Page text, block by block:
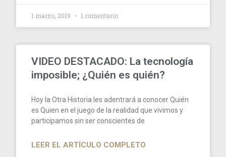
1 marzo, 2019 1 comentario
VIDEO DESTACADO: La tecnología
imposible; ¿Quién es quién?
Hoy la Otra Historia les adentrará a conocer Quién
es Quien en el juego de la realidad que vivimos y
participamos sin ser conscientes de
LEER EL ARTÍCULO COMPLETO